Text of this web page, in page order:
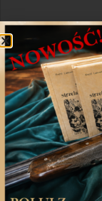
Poprzedni
Nasza